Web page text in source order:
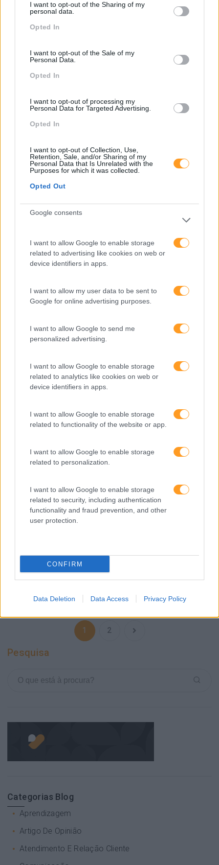
not limited to your visit or usage behaviour. You may click to
grant or deny consent to Google and its third-party tags to
use your data for below specified purposes in below Google
I want to opt-out of the Sharing of my
personal data.
Opted In
I want to opt-out of the Sale of my
Personal Data.
Opted In
I want to opt-out of processing my
Personal Data for Targeted Advertising.
Opted In
I want to opt-out of Collection, Use,
Retention, Sale, and/or Sharing of my
Personal Data that Is Unrelated with the
Purposes for which it was collected.
Opted Out
Google consents
I want to allow Google to enable storage
related to advertising like cookies on web or
device identifiers in apps.
I want to allow my user data to be sent to
Google for online advertising purposes.
I want to allow Google to send me
personalized advertising.
I want to allow Google to enable storage
related to analytics like cookies on web or
device identifiers in apps.
I want to allow Google to enable storage
related to functionality of the website or app.
I want to allow Google to enable storage
related to personalization.
I want to allow Google to enable storage
related to security, including authentication
functionality and fraud prevention, and other
user protection.
CONFIRM
Data Deletion Data Access Privacy Policy
LEIA MAIS
Na guerra da atração de talento, quem seduz quem?
melhor talento? É frequente ouvirmos, nos dias de hoje,
em entrevistas de seleção, que a motivação no trabalho…
LEIA MAIS
CONSCIÊNCIA SOCIAL PARA ATRAIR TALENTO E
PERSPETIVAS?
Os departamentos de Recursos Humanos são, mais do
que nunca, pressionados a encontrar estratégias para
LEIA MAIS
1 2
Pesquisa
Categorias Blog
Aprendizagem
Artigo De Opinião
Atendimento E Relação Cliente